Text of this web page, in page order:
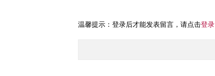
温馨提示：登录后才能发表留言，请点击登录